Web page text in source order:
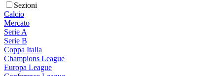
Sezioni
Calcio
Mercato
Serie A
Serie B
Coppa Italia
Champions League
Europa League